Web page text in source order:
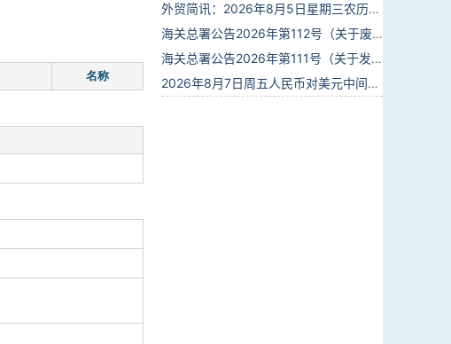
名称
外贸简讯：2026年8月5日星期三农历六月廿三
海关总署公告2026年第112号（关于废止部分卫生检疫类规范性文件的公告）
海关总署公告2026年第111号（关于发布《进出境动植物检疫处理监督管理工作规定》《进出境卫生处理监督管理工作规定》的公告）
2026年8月7日周五人民币对美元中间价报6.7904调贬9个基点